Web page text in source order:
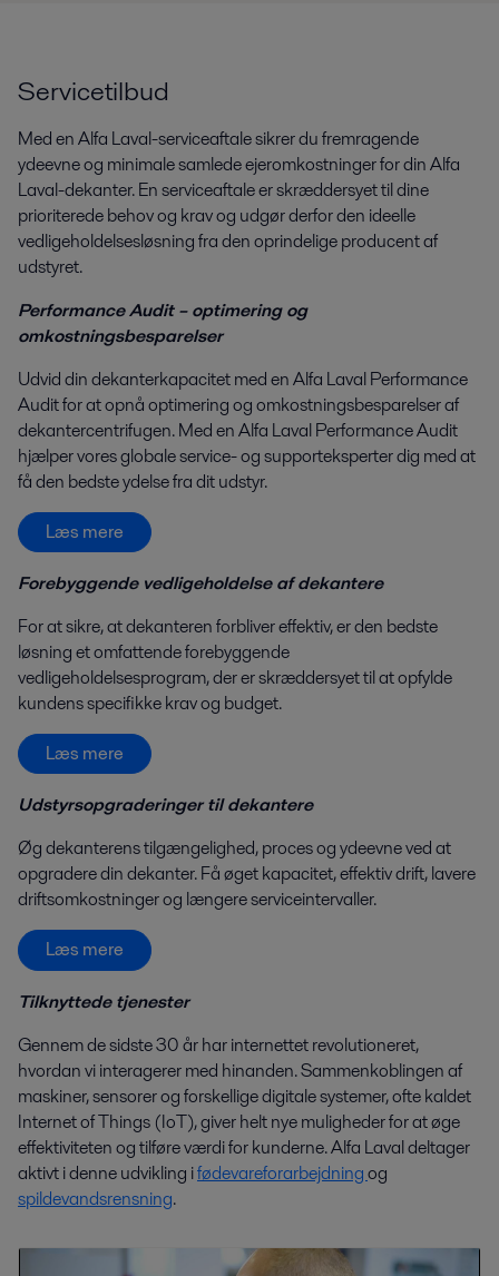
Servicetilbud
Med en Alfa Laval-serviceaftale sikrer du fremragende
ydeevne og minimale samlede ejeromkostninger for din Alfa
Laval-dekanter. En serviceaftale er skræddersyet til dine
prioriterede behov og krav og udgør derfor den ideelle
vedligeholdelsesløsning fra den oprindelige producent af
udstyret.
Performance Audit – optimering og
omkostningsbesparelser
Udvid din dekanterkapacitet med en Alfa Laval Performance
Audit for at opnå optimering og omkostningsbesparelser af
dekantercentrifugen. Med en Alfa Laval Performance Audit
hjælper vores globale service- og supporteksperter dig med at
få den bedste ydelse fra dit udstyr.
Læs mere
Forebyggende vedligeholdelse af dekantere
For at sikre, at dekanteren forbliver effektiv, er den bedste
løsning et omfattende forebyggende
vedligeholdelsesprogram, der er skræddersyet til at opfylde
kundens specifikke krav og budget.
Læs mere
Udstyrsopgraderinger til dekantere
Øg dekanterens tilgængelighed, proces og ydeevne ved at
opgradere din dekanter. Få øget kapacitet, effektiv drift, lavere
driftsomkostninger og længere serviceintervaller.
Læs mere
Tilknyttede tjenester
Gennem de sidste 30 år har internettet revolutioneret,
hvordan vi interagerer med hinanden. Sammenkoblingen af
maskiner, sensorer og forskellige digitale systemer, ofte kaldet
Internet of Things (IoT), giver helt nye muligheder for at øge
effektiviteten og tilføre værdi for kunderne. Alfa Laval deltager
aktivt i denne udvikling ifødevareforarbejdningog
spildevandsrensning.